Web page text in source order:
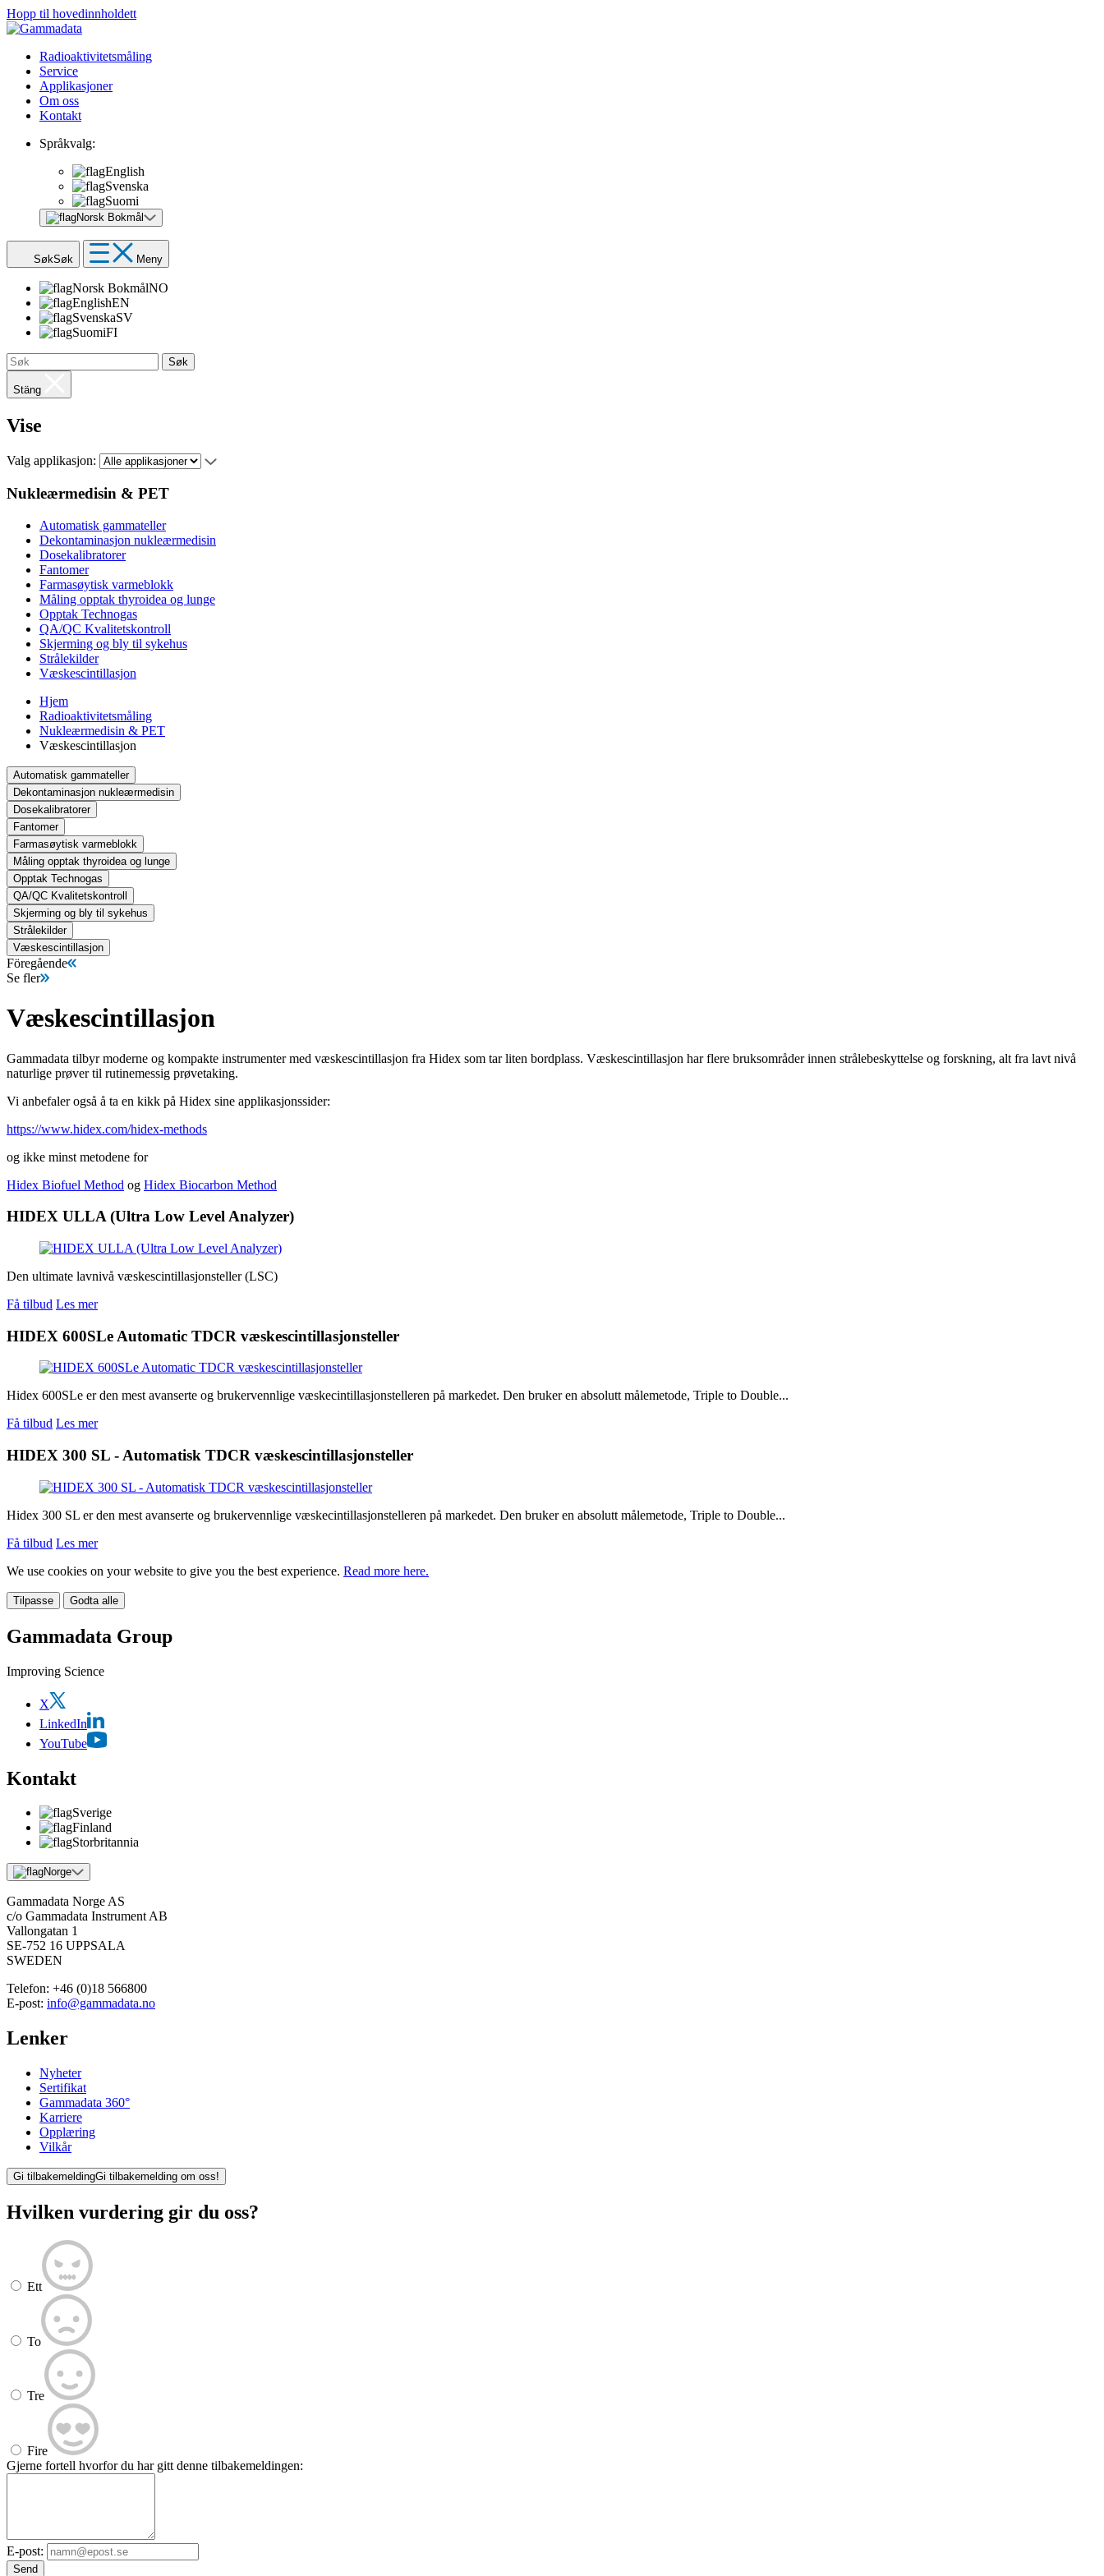
Hopp til hovedinnholdett
Radioaktivitetsmåling
Service
Applikasjoner
Om oss
Kontakt
Språkvalg:
English
Svenska
Suomi
Norsk Bokmål
SøkSøk Meny
Norsk BokmålNO
EnglishEN
SvenskaSV
SuomiFI
Søk
Stäng
Vise
Valg applikasjon:
Nukleærmedisin & PET
Automatisk gammateller
Dekontaminasjon nukleærmedisin
Dosekalibratorer
Fantomer
Farmasøytisk varmeblokk
Måling opptak thyroidea og lunge
Opptak Technogas
QA/QC Kvalitetskontroll
Skjerming og bly til sykehus
Strålekilder
Væskescintillasjon
Hjem
Radioaktivitetsmåling
Nukleærmedisin & PET
Væskescintillasjon
Automatisk gammateller
Dekontaminasjon nukleærmedisin
Dosekalibratorer
Fantomer
Farmasøytisk varmeblokk
Måling opptak thyroidea og lunge
Opptak Technogas
QA/QC Kvalitetskontroll
Skjerming og bly til sykehus
Strålekilder
Væskescintillasjon
Föregående
Se fler
Væskescintillasjon
Gammadata tilbyr moderne og kompakte instrumenter med væskescintillasjon fra Hidex som tar liten bordplass. Væskescintillasjon har flere bruksområder innen strålebeskyttelse og forskning, alt fra lavt nivå
naturlige prøver til rutinemessig prøvetaking.
Vi anbefaler også å ta en kikk på Hidex sine applikasjonssider:
https://www.hidex.com/hidex-methods
og ikke minst metodene for
Hidex Biofuel Method og Hidex Biocarbon Method
HIDEX ULLA (Ultra Low Level Analyzer)
Den ultimate lavnivå væskescintillasjonsteller (LSC)
Få tilbud Les mer
HIDEX 600SLe Automatic TDCR væskescintillasjonsteller
Hidex 600SLe er den mest avanserte og brukervennlige væskecintillasjonstelleren på markedet. Den bruker en absolutt målemetode, Triple to Double...
Få tilbud Les mer
HIDEX 300 SL - Automatisk TDCR væskescintillasjonsteller
Hidex 300 SL er den mest avanserte og brukervennlige væskecintillasjonstelleren på markedet. Den bruker en absolutt målemetode, Triple to Double...
Få tilbud Les mer
We use cookies on your website to give you the best experience. Read more here.
Tilpasse Godta alle
Gammadata Group
Improving Science
X
LinkedIn
YouTube
Kontakt
Sverige
Finland
Storbritannia
Norge
Gammadata Norge AS
c/o Gammadata Instrument AB
Vallongatan 1
SE-752 16 UPPSALA
SWEDEN
Telefon: +46 (0)18 566800
E-post: info@gammadata.no
Lenker
Nyheter
Sertifikat
Gammadata 360°
Karriere
Opplæring
Vilkår
Gi tilbakemeldingGi tilbakemelding om oss!
Hvilken vurdering gir du oss?
Ett
To
Tre
Fire
Gjerne fortell hvorfor du har gitt denne tilbakemeldingen:
E-post:
Send